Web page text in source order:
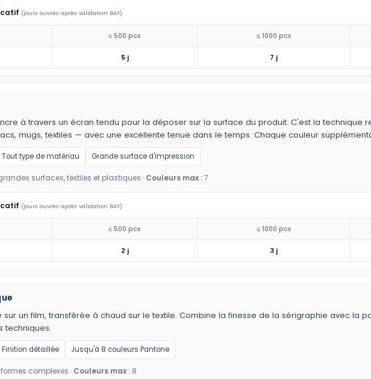
(jours ouvrés après validation BAT)
≤ 500 pcs ≤ 1000 pcs
5 j 7 j
à travers un écran tendu pour la déposer sur la surface du produit. C'est la technique
mugs, textiles — avec une excellente tenue dans le temps. Chaque couleur
Tout type de matériau Grande surface d'impression
surfaces, textiles et plastiques · Couleurs max :7
(jours ouvrés après validation BAT)
≤ 500 pcs ≤ 1000 pcs
2 j 3 j
un film, transférée à chaud sur le textile. Combine la finesse de la sérigraphie avec la
techniques.
Finition détaillée Jusqu'à 8 couleurs Pantone
complexes · Couleurs max : 8